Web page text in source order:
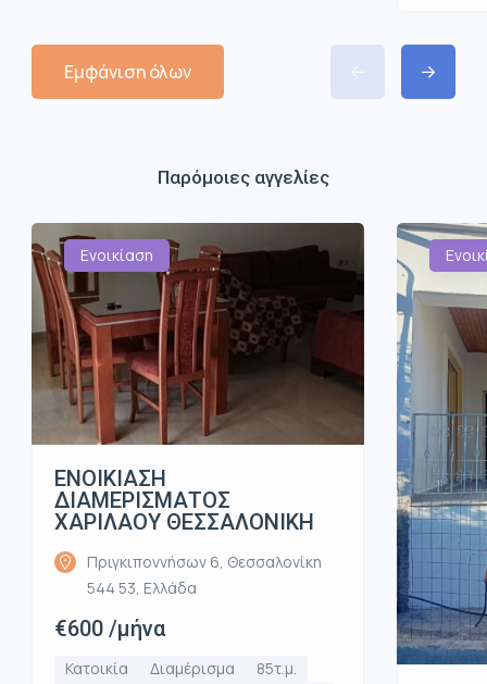
Εμφάνιση όλων
Παρόμοιες αγγελίες
Ενοικίαση
ΕΝΟΙΚΙΑΣΗ
ΔΙΑΜΕΡΙΣΜΑΤΟΣ
ΧΑΡΙΛΑΟΥ ΘΕΣΣΑΛΟΝΙΚΗ
Πριγκιποννήσων 6, Θεσσαλονίκη
544 53, Ελλάδα
€600 /μήνα
Κατοικία Διαμέρισμα
85τ.μ.